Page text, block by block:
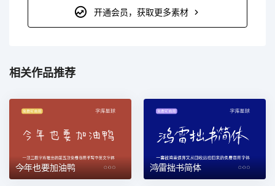
开通会员，获取更多素材
相关作品推荐
今年也要加油鸭 鸿雷拙书简体